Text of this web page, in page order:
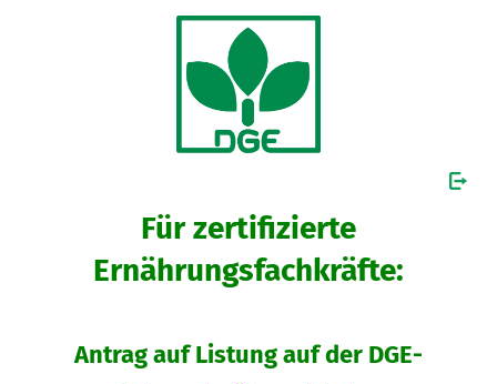
Für zertifizierte
Ernährungsfachkräfte:
Antrag auf Listung auf der DGE-